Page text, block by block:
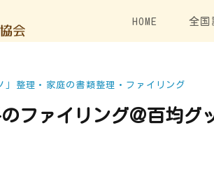
HOME 全国
」整理・家庭の書類整理・ファイリング
ファイリング＠百均グ